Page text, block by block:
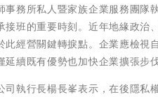
事務所私人暨家族企業服務團
接班的重要時刻。近年地緣政
此經營關鍵轉捩點。企業應檢
延續既有優勢也加快企業擴張步
司執行長楊長峯表示，在後隱